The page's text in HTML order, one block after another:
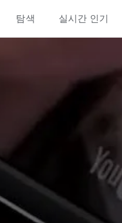
탐색 실시간 인기